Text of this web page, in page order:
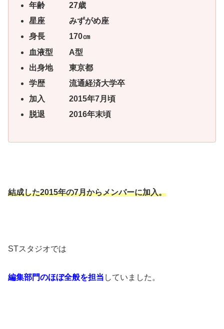
年齢 27歳
星座 みずがめ座
身長 170㎝
血液型 A型
出身地 東京都
学歴 流通経済大学卒
加入 2015年7月頃
脱退 2016年末頃
結成した2015年の7月からメンバーに加入。
STスタジオでは
編集部門のほぼ全般を担当 していました。